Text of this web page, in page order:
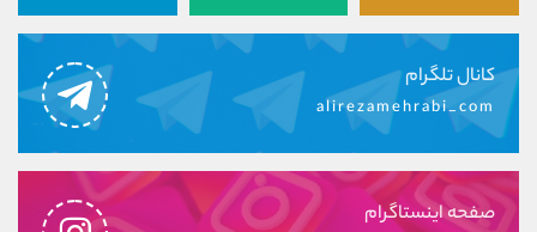
کانال تلگرام
alirezamehrabi_com
صفحه اینستاگرام